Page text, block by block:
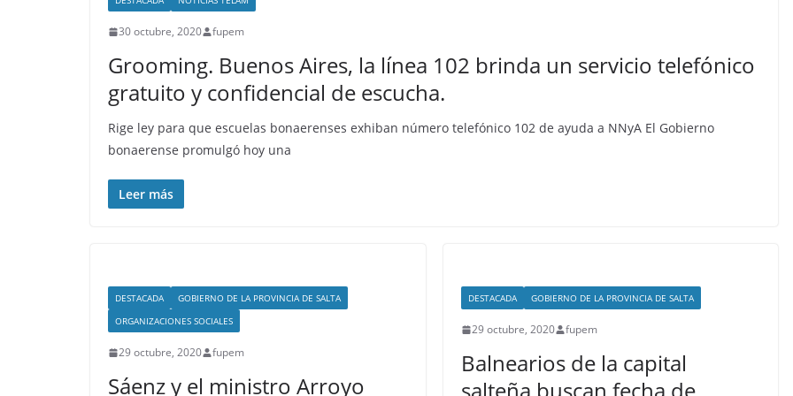
30 octubre, 2020 fupem
Grooming. Buenos Aires, la línea 102 brinda un servicio telefónico
gratuito y confidencial de escucha.
Rige ley para que escuelas bonaerenses exhiban número telefónico 102 de ayuda a NNyA El Gobierno
bonaerense promulgó hoy una
Leer más
DESTACADA
GOBIERNO DE LA PROVINCIA DE SALTA
ORGANIZACIONES SOCIALES
29 octubre, 2020 fupem
Sáenz y el ministro Arroyo
DESTACADA GOBIERNO DE LA PROVINCIA DE SALTA
29 octubre, 2020 fupem
Balnearios de la capital